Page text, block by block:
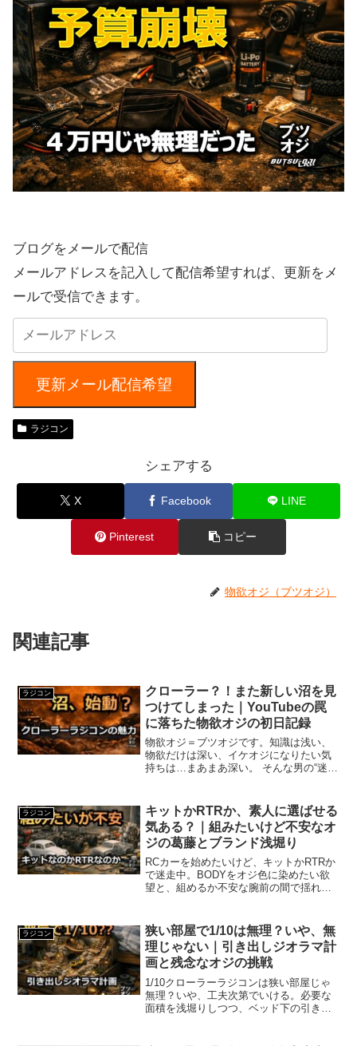
ブログをメールで配信
メールアドレスを記入して配信希望すれば、更新をメ
ールで受信できます。
更新メール配信希望
ラジコン
シェアする
X Facebook LINE
Pinterest コピー
物欲オジ（ブツオジ）
関連記事
ラジコン
クローラー？！また新しい沼を見
つけてしまった｜YouTubeの罠
に落ちた物欲オジの初日記録
物欲オジ＝ブツオジです。知識は浅い、
物欲だけは深い、イケオジになりたい気
持ちは…まあまあ深い。 そんな男の“迷走
僕は浅堀り担当です。また新しい沼を見
つけてしまったY...
ラジコン
キットかRTRか、素人に選ばせる
気ある？｜組みたいけど不安なオ
ジの葛藤とブランド浅堀り
RCカーを始めたいけど、キットかRTRか
で迷走中。BODYをオジ色に染めたい欲
望と、組めるか不安な腕前の間で揺れる
ラジコン
狭い部屋で1/10は無理？いや、無
理じゃない｜引き出しジオラマ計
画と残念なオジの挑戦
1/10クローラーラジコンは狭い部屋じゃ
無理？いや、工夫次第でいける。必要な
面積を浅堀りしつつ、ベッド下の引き出